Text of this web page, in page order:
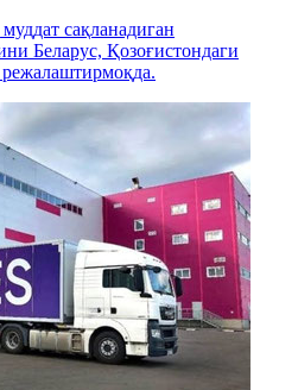
сақланадиган
Беларус, Қозоғистондаги